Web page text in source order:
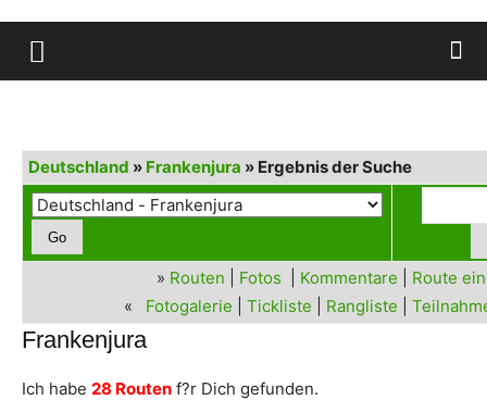
Deutschland » Frankenjura » Ergebnis der Suche
» Routen Fotos Kommentare
Route
« Fotogalerie Tickliste Rangliste
Frankenjura
Ich habe 28 Routen f?r Dich gefunden.